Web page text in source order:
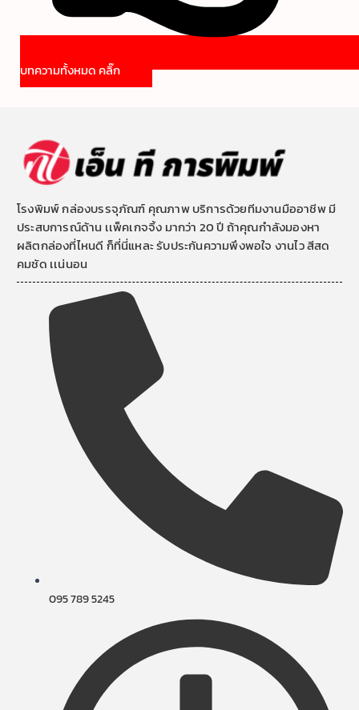
บทความทั้งหมด คลิ๊ก
โรงพิมพ์ กล่องบรรจุภัณฑ์ คุณภาพ บริการด้วยทีมงานมืออาชีพ มี
ประสบการณ์ด้าน เเพ็คเกจจิ้ง มากว่า 20 ปี ถ้าคุณกำลังมองหา
ผลิตกล่องที่ไหนดี ก็ที่นี่แหละ รับประกันความพึงพอใจ งานไว สีสด
คมชัด เเน่นอน
095 789 5245